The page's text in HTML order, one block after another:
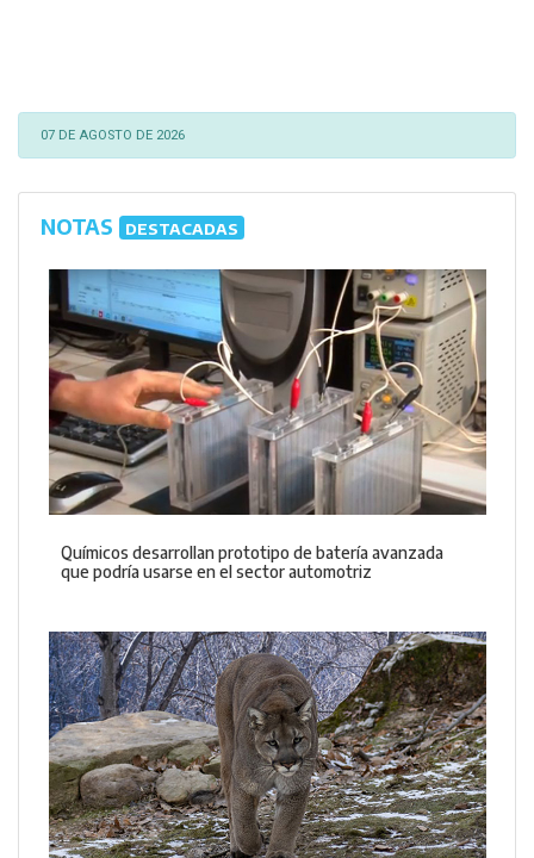
07 DE AGOSTO DE 2026
NOTAS DESTACADAS
Químicos desarrollan prototipo de batería avanzada
que podría usarse en el sector automotriz